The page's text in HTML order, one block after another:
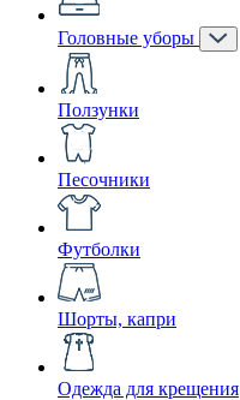
Головные уборы
Ползунки
Песочники
Футболки
Шорты, капри
Одежда для крещения